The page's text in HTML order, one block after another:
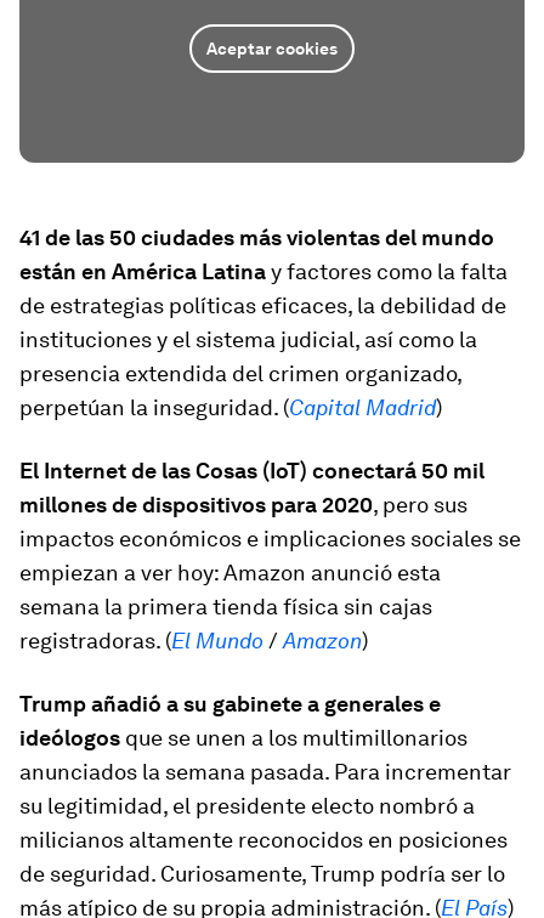
Aceptar cookies
41 de las 50 ciudades más violentas del mundo
están en América Latinay factores como la falta
de estrategias políticas eficaces, la debilidad de
instituciones y el sistema judicial, así como la
presencia extendida del crimen organizado,
perpetúan la inseguridad. (Capital Madrid)
El Internet de las Cosas (IoT) conectará 50 mil
millones de dispositivos para 2020, pero sus
impactos económicos e implicaciones sociales se
empiezan a ver hoy: Amazon anunció esta
semana la primera tienda física sin cajas
registradoras. (El Mundo / Amazon)
Trump añadió a su gabinete a generales e
ideólogos que se unen a los multimillonarios
anunciados la semana pasada. Para incrementar
su legitimidad, el presidente electo nombró a
milicianos altamente reconocidos en posiciones
de seguridad. Curiosamente, Trump podría ser lo
más atípico de su propia administración. (El País)